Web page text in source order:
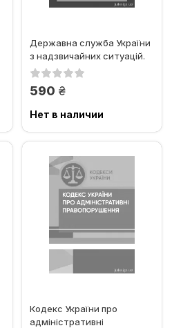
Державна служба України
з надзвичайних ситуацій.
Історія, сучасний стан,...
590 грн.
Нет в наличии
Кодекс України про
адміністративні